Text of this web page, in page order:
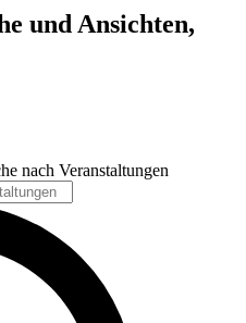
und Ansichten,
nach Veranstaltungen